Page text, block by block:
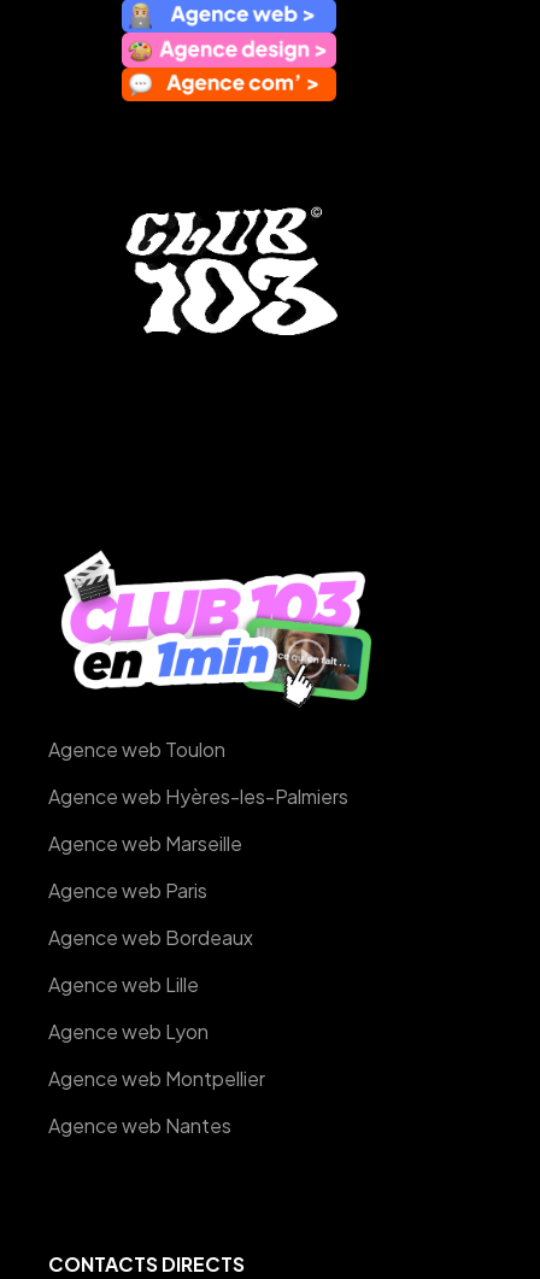
Agence web Toulon
Agence web Hyères-les-Palmiers
Agence web Marseille
Agence web Paris
Agence web Bordeaux
Agence web Lille
Agence web Lyon
Agence web Montpellier
Agence web Nantes
CONTACTS DIRECTS